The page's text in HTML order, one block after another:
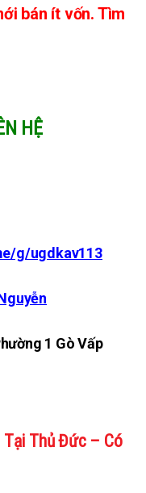
bán ít vốn. Tìm
HỆ
g/ugdkav113
1 Gò Vấp
Tại Thủ Đức – Có